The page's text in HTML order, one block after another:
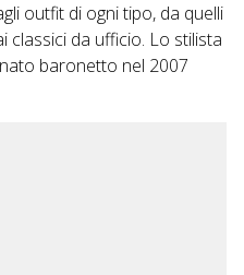
outfit di ogni tipo, da quelli
classici da ufficio. Lo stilista
baronetto nel 2007